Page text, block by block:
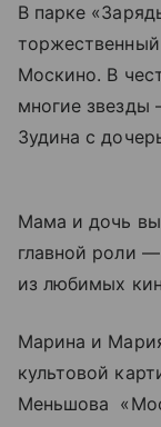
В парке
Москино. В
многие звезды
Зудина с
Мама и дочь
главной роли
из любимых
Марина и
культовой
Меньшова